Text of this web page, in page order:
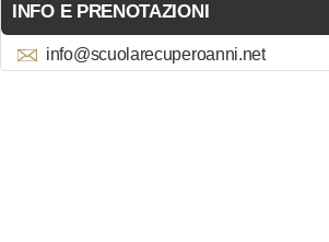
INFO E PRENOTAZIONI
info@scuolarecuperoanni.net